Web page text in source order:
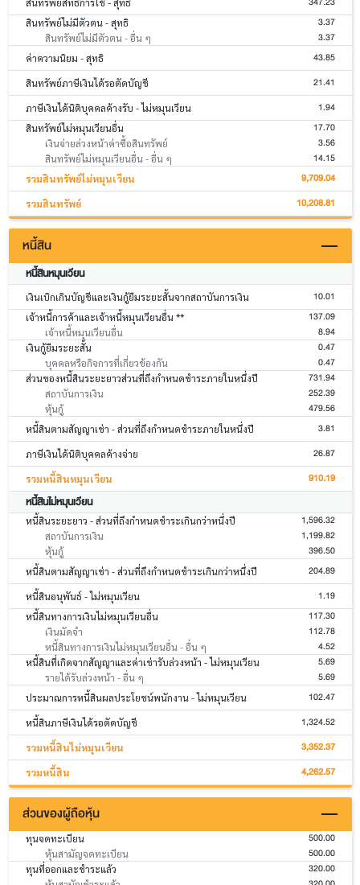
สินทรัพย์สิทธิการใช้ - สุทธิ
สินทรัพย์ไม่มีตัวตน - สุทธิ 3.37
สินทรัพย์ไม่มีตัวตน - อื่น ๆ 3.37
ค่าความนิยม - สุทธิ 43.85
สินทรัพย์ภาษีเงินได้รอตัดบัญชี 21.41
ภาษีเงินได้นิติบุคคลค้างรับ - ไม่หมุนเวียน 1.94
สินทรัพย์ไม่หมุนเวียนอื่น 17.70
เงินจ่ายล่วงหน้าค่าซื้อสินทรัพย์ 3.56
สินทรัพย์ไม่หมุนเวียนอื่น - อื่น ๆ 14.15
รวมสินทรัพย์ไม่หมุนเวียน 9,709.04
รวมสินทรัพย์ 10,208.81
หนี้สิน
หนี้สินหมุนเวียน
เงินเบิกเกินบัญชีและเงินกู้ยืมระยะสั้นจากสถาบันการเงิน 10.01
เจ้าหนี้การค้าและเจ้าหนี้หมุนเวียนอื่น ** 137.09
เจ้าหนี้หมุนเวียนอื่น 8.94
เงินกู้ยืมระยะสั้น 0.47
บุคคลหรือกิจการที่เกี่ยวข้องกัน 0.47
ส่วนของหนี้สินระยะยาวส่วนที่ถึงกำหนดชำระภายในหนึ่งปี 731.94
สถาบันการเงิน 252.39
หุ้นกู้ 479.56
หนี้สินตามสัญญาเช่า - ส่วนที่ถึงกำหนดชำระภายในหนึ่งปี 3.81
ภาษีเงินได้นิติบุคคลค้างจ่าย 26.87
รวมหนี้สินหมุนเวียน 910.19
หนี้สินไม่หมุนเวียน
หนี้สินระยะยาว - ส่วนที่ถึงกำหนดชำระเกินกว่าหนึ่งปี 1,596.32
สถาบันการเงิน 1,199.82
หุ้นกู้ 396.50
หนี้สินตามสัญญาเช่า - ส่วนที่ถึงกำหนดชำระเกินกว่าหนึ่งปี 204.89
หนี้สินอนุพันธ์ - ไม่หมุนเวียน 1.19
หนี้สินทางการเงินไม่หมุนเวียนอื่น 117.30
เงินมัดจำ 112.78
หนี้สินทางการเงินไม่หมุนเวียนอื่น - อื่น ๆ 4.52
หนี้สินที่เกิดจากสัญญาและค่าเช่ารับล่วงหน้า - ไม่หมุนเวียน 5.69
รายได้รับล่วงหน้า - อื่น ๆ 5.69
ประมาณการหนี้สินผลประโยชน์พนักงาน - ไม่หมุนเวียน 102.47
หนี้สินภาษีเงินได้รอตัดบัญชี 1,324.52
รวมหนี้สินไม่หมุนเวียน 3,352.37
รวมหนี้สิน 4,262.57
ส่วนของผู้ถือหุ้น
ทุนจดทะเบียน 500.00
หุ้นสามัญจดทะเบียน 500.00
ทุนที่ออกและชำระแล้ว 320.00